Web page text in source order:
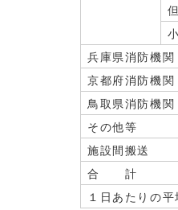
兵庫県消防機関
京都府消防機関
鳥取県消防機関
その他等
施設間搬送
合 計
１日あたりの